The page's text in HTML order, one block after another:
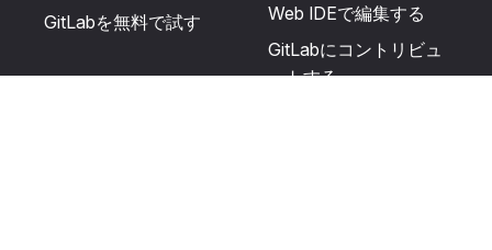
GitLabを無料で試す
Web IDEで編集する
GitLabにコントリビュ
ートする